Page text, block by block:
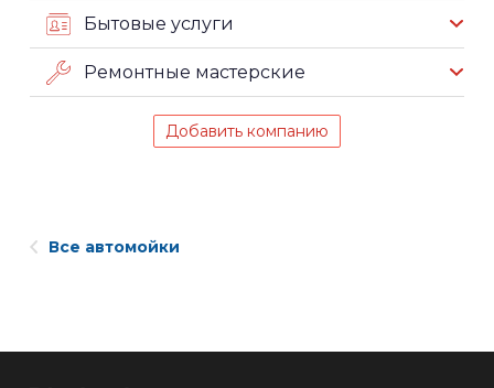
Бытовые услуги
Ремонтные мастерские
Добавить компанию
Все автомойки